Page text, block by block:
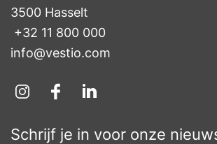
3500 Hasselt
+32 11 800 000
info@vestio.com
Schrijf je in voor onze